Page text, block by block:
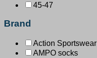
45-47
Brand
Action Sportswear
AMPO socks